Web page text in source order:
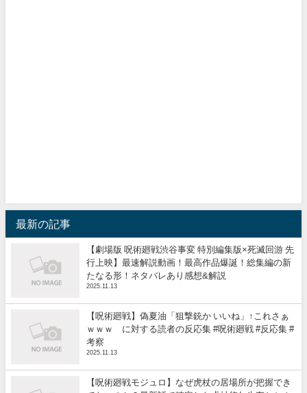
最新の記事
【劇場版 呪術廻戦渋谷事変 特別編集版×死滅回游 先
行上映】最速解説動画！最高作品爆誕！総集編の新
たなる形！ネタバレあり感想&解説
2025.11.13
【呪術廻戦】偽夏油「狙撃銃か いいね」↑これさぁ
ｗｗｗ に対する読者の反応集 #呪術廻戦 #反応集 #
考察
2025.11.13
【呪術廻戦モジュロ】なぜ虎杖の居場所が把握でき